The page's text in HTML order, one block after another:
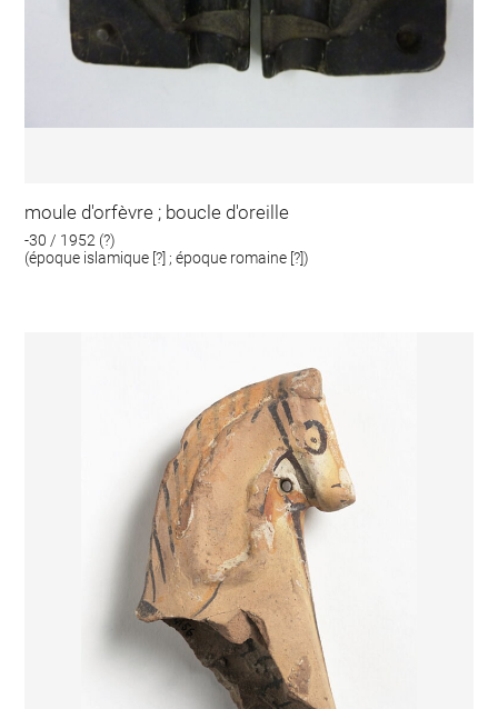
moule d'orfèvre ; boucle d'oreille
-30 / 1952 (?)
(époque islamique [?] ; époque romaine [?])